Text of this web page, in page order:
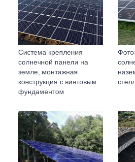
Система крепления
солнечной панели на
земле, монтажная
конструкция с винтовым
фундаментом